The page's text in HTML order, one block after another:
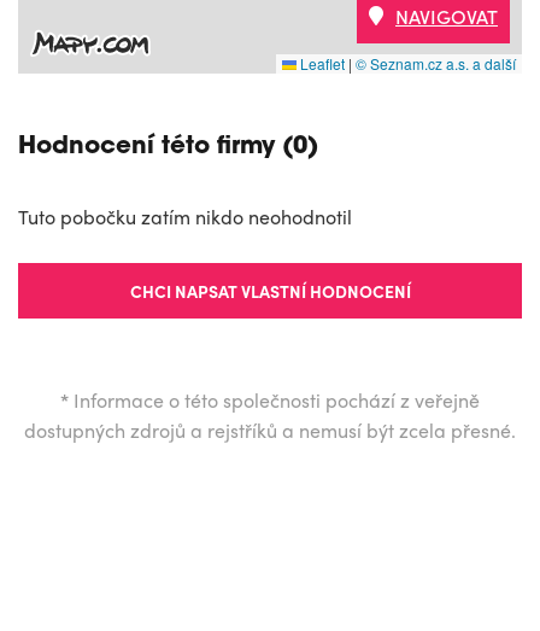
Leaflet | © Seznam.cz a.s. a další
NAVIGOVAT
Hodnocení této firmy (0)
Tuto pobočku zatím nikdo neohodnotil
CHCI NAPSAT VLASTNÍ HODNOCENÍ
* Informace o této společnosti pochází z veřejně
dostupných zdrojů a rejstříků a nemusí být zcela přesné.